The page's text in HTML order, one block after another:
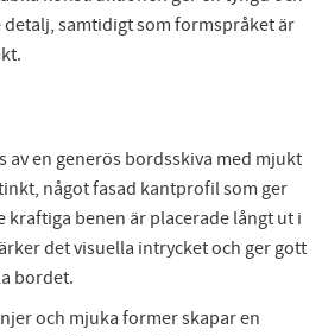
detalj, samtidigt som formspråket är
av en generös bordsskiva med mjukt
något fasad kantprofil som ger
benen är placerade långt ut i
det visuella intrycket och ger gott
bordet.
och mjuka former skapar en